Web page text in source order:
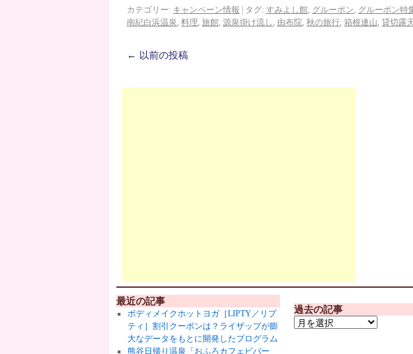
カテゴリー: キャンペーン情報 タグ: すみよし館, グルーポン, グルーポン特
南紀白浜温泉, 料理, 旅館, 源泉掛け流し , 由布院, 秋の旅行, 箱根連山, 貸切露
← 以前の投稿
最近の記事
ボディメイクホットヨガ［LIPTY／リプ
ティ］割引クーポンは？ライザップが膨
大なデータをもとに開発したプログラム
熊谷日帰り温泉「おふろカフェビバー
過去の記事